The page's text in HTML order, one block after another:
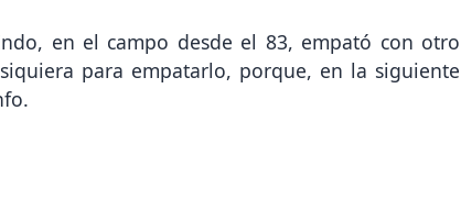
en el campo desde el 83, empató con otro
para empatarlo, porque, en la siguiente